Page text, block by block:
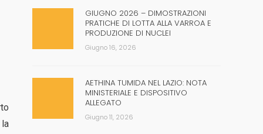
GIUGNO 2026 – DIMOSTRAZIONI
PRATICHE DI LOTTA ALLA VARROA E
PRODUZIONE DI NUCLEI
Giugno 16, 2026
AETHINA TUMIDA NEL LAZIO: NOTA
MINISTERIALE E DISPOSITIVO
ALLEGATO
Giugno 11, 2026